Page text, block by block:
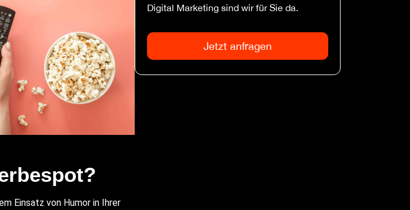
Einsatz von Humor in Ihrer
Digital Marketing sind wir für Sie da.
Jetzt anfragen